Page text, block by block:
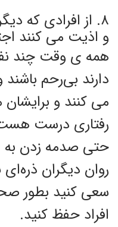
۸. از افرادی که
و اذیت می کنند
همه ی وقت چند
دارند بی‌رحم
می کنند و
رفتاری درست
حتی صدمه زدن
روان دیگران
سعی کنید بطور
افراد حفظ کنید.